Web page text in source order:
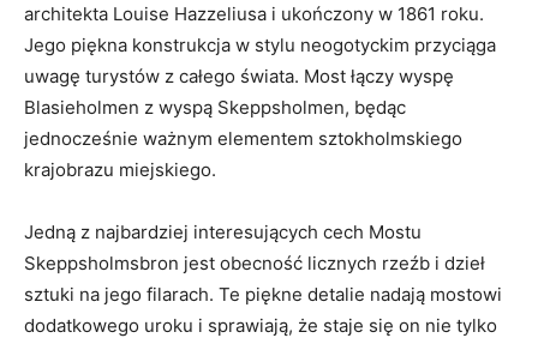
architekta Louise ⁣Hazzeliusa i ukończony w⁢ 1861​ roku.
Jego piękna konstrukcja ⁢w stylu neogotyckim przyciąga​
uwagę⁤ turystów‌ z całego‍ świata. Most łączy wyspę
Blasieholmen z wyspą Skeppsholmen, będąc
jednocześnie ważnym elementem sztokholmskiego
krajobrazu miejskiego.
Jedną z najbardziej interesujących cech Mostu
Skeppsholmsbron jest obecność licznych rzeźb i dzieł
sztuki na jego filarach. ‌Te piękne detalie nadają mostowi
dodatkowego uroku i sprawiają, że staje się on nie tylko